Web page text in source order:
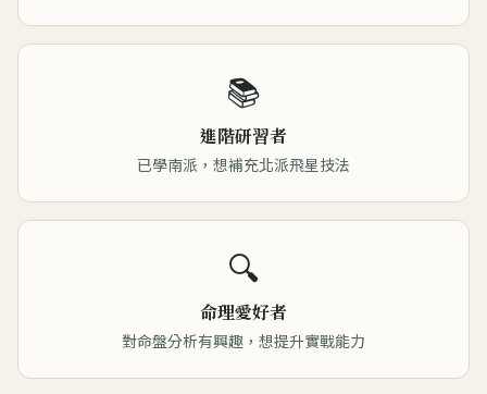
📚
進階研習者
已學南派，想補充北派飛星技法
🔍
命理愛好者
對命盤分析有興趣，想提升實戰能力